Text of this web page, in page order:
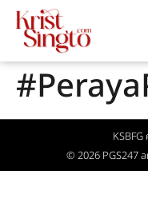
© 2026 PGS247